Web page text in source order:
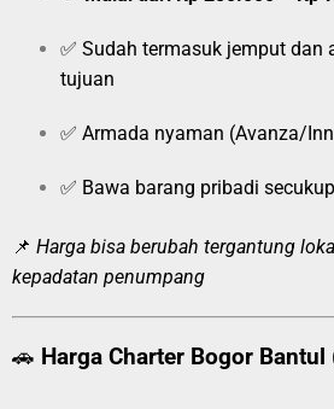
✅ Sudah termasuk jemput
tujuan
✅ Armada nyaman (Avanza/
✅ Bawa barang pribadi
📌 Harga bisa berubah tergantung
kepadatan penumpang
🚗 Harga Charter Bogor